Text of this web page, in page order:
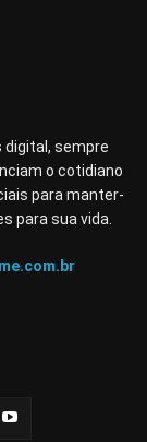
digital, sempre
o cotidiano
para manter-
para sua vida.